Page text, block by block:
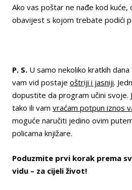
Ako vas poštar ne nađe kod kuće,
obavijest s kojom trebate podići
P. S. U samo nekoliko kratkih
vam vid postaje oštriji i jasniji.
dopustite da program učini svoje.
tako ili vam vraćam potpun iznos
moguće naručiti jedino ovim
policama knjižare.
Poduzmite prvi korak prema
vidu – za cijeli život!